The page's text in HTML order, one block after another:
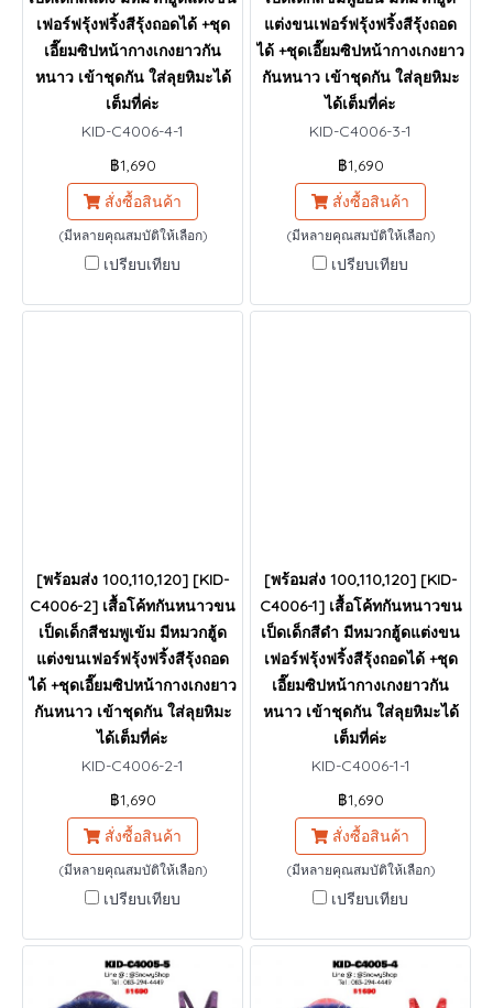
เฟอร์ฟรุ้งฟริ้งสีรุ้งถอดได้ +ชุด
เอี๊ยมซิปหน้ากางเกงยาวกัน
หนาว เข้าชุดกัน ใส่ลุยหิมะได้
เต็มที่ค่ะ
KID-C4006-4-1
฿1,690
สั่งซื้อสินค้า
(มีหลายคุณสมบัติให้เลือก)
เปรียบเทียบ
แต่งขนเฟอร์ฟรุ้งฟริ้งสีรุ้งถอด
ได้ +ชุดเอี๊ยมซิปหน้ากางเกงยาว
กันหนาว เข้าชุดกัน ใส่ลุยหิมะ
ได้เต็มที่ค่ะ
KID-C4006-3-1
฿1,690
สั่งซื้อสินค้า
(มีหลายคุณสมบัติให้เลือก)
เปรียบเทียบ
[พร้อมส่ง 100,110,120] [KID-
C4006-2] เสื้อโค้ทกันหนาวขน
เป็ดเด็กสีชมพูเข้ม มีหมวกฮู้ด
แต่งขนเฟอร์ฟรุ้งฟริ้งสีรุ้งถอด
ได้ +ชุดเอี๊ยมซิปหน้ากางเกงยาว
กันหนาว เข้าชุดกัน ใส่ลุยหิมะ
ได้เต็มที่ค่ะ
KID-C4006-2-1
฿1,690
สั่งซื้อสินค้า
(มีหลายคุณสมบัติให้เลือก)
เปรียบเทียบ
[พร้อมส่ง 100,110,120] [KID-
C4006-1] เสื้อโค้ทกันหนาวขน
เป็ดเด็กสีดำ มีหมวกฮู้ดแต่งขน
เฟอร์ฟรุ้งฟริ้งสีรุ้งถอดได้ +ชุด
เอี๊ยมซิปหน้ากางเกงยาวกัน
หนาว เข้าชุดกัน ใส่ลุยหิมะได้
เต็มที่ค่ะ
KID-C4006-1-1
฿1,690
สั่งซื้อสินค้า
(มีหลายคุณสมบัติให้เลือก)
เปรียบเทียบ